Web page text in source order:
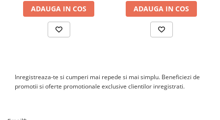
WLAN sau Ethernet LAN integrata, impreuna cu serverul web si
functiile de inregistrare a datelor ale echipamentului.
ADAUGA IN COS ADAUGA IN COS
Inregistreaza-te si cumperi mai repede si mai simplu. Beneficiezi de
promotii si oferte promotionale exclusive clientilor inregistrati.